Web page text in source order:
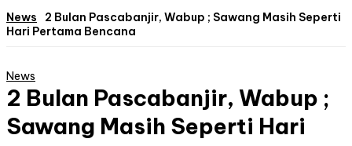
News
2 Bulan Pascabanjir, Wabup ; Sawang Masih Seperti
Hari Pertama Bencana
News
2 Bulan Pascabanjir, Wabup ;
Sawang Masih Seperti Hari